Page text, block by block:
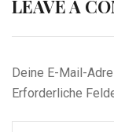
LEAVE A
Deine E-Mail-
Erforderliche